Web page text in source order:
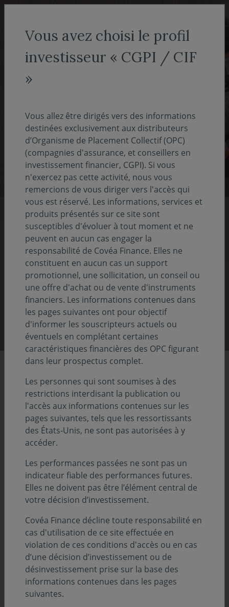
Aller au menu
Aller au contenu
Conseillers en gestion de
patrimoine
Covéa Finance est la société de gestion de
Covéa, groupe réunissant les marques MAAF,
MMA et GMF.
Nos rapports 2025
Pour comprendre notre vision, notre stratégie
et nos actions
Découvrir nos rapports
Previous 86,8
Au 31.12.2025
Vous avez choisi le profil
investisseur « CGPI / CIF
»
Vous allez être dirigés vers des informations
destinées exclusivement aux distributeurs
d’Organisme de Placement Collectif (OPC)
(compagnies d'assurance, et conseillers en
investissement financier, CGPI). Si vous
n'exercez pas cette activité, nous vous
remercions de vous diriger vers l'accès qui
vous est réservé. Les informations, services et
produits présentés sur ce site sont
susceptibles d'évoluer à tout moment et ne
peuvent en aucun cas engager la
responsabilité de Covéa Finance. Elles ne
constituent en aucun cas un support
promotionnel, une sollicitation, un conseil ou
une offre d'achat ou de vente d'instruments
financiers. Les informations contenues dans
les pages suivantes ont pour objectif
d'informer les souscripteurs actuels ou
éventuels en complétant certaines
caractéristiques financières des OPC figurant
dans leur prospectus complet.
Les personnes qui sont soumises à des
restrictions interdisant la publication ou
l'accès aux informations contenues sur les
pages suivantes, tels que les ressortissants
des États-Unis, ne sont pas autorisées à y
accéder.
Les performances passées ne sont pas un
indicateur fiable des performances futures.
Elles ne doivent pas être l’élément central de
votre décision d’investissement.
Covéa Finance décline toute responsabilité en
cas d'utilisation de ce site effectuée en
violation de ces conditions d'accès ou en cas
d’une décision d’investissement ou de
désinvestissement prise sur la base des
informations contenues dans les pages
suivantes.